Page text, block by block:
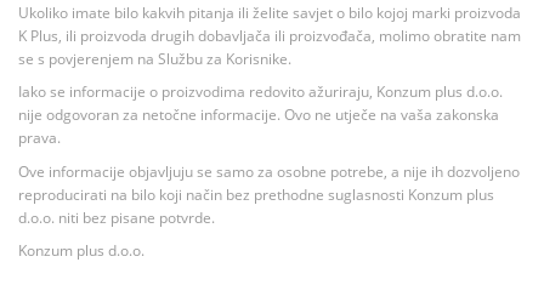
Ukoliko imate bilo kakvih pitanja ili želite savjet o bilo kojoj marki proizvoda
K Plus, ili proizvoda drugih dobavljača ili proizvođača, molimo obratite nam
se s povjerenjem na Službu za Korisnike.
Iako se informacije o proizvodima redovito ažuriraju, Konzum plus d.o.o.
nije odgovoran za netočne informacije. Ovo ne utječe na vaša zakonska
prava.
Ove informacije objavljuju se samo za osobne potrebe, a nije ih dozvoljeno
reproducirati na bilo koji način bez prethodne suglasnosti Konzum plus
d.o.o. niti bez pisane potvrde.
Konzum plus d.o.o.